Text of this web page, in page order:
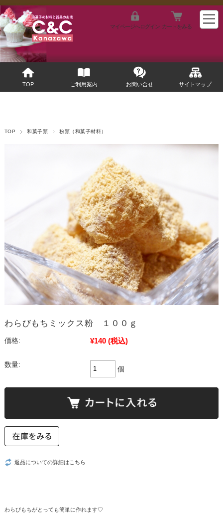
マイページへログイン カートをみる
TOP ご利用案内 お問い合せ サイトマップ
TOP 和菓子類 粉類（和菓子材料）
わらびもちミックス粉 １００ｇ
価格: ¥140 (税込)
数量:
個
返品についての詳細はこちら
わらびもちがとっても簡単に作れます♡